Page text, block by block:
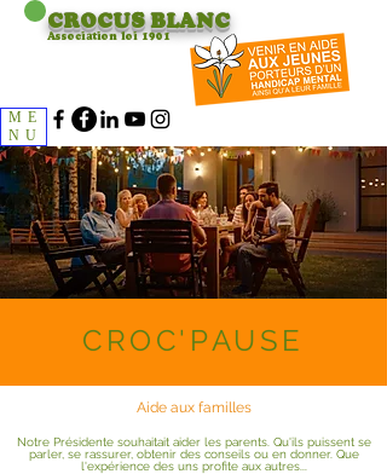
CROCUSBLANC
Association loi 1901
ME
NU
CROC'PAUSE
Aide aux familles
Notre Présidente souhaitait aider les parents. Qu'ils puissent se
parler, se rassurer, obtenir des conseils ou en donner. Que
l'expérience des uns profite aux autres...